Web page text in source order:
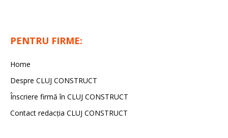
PENTRU FIRME:
Home
Despre CLUJ CONSTRUCT
Înscriere firmă în CLUJ CONSTRUCT
Contact redacția CLUJ CONSTRUCT